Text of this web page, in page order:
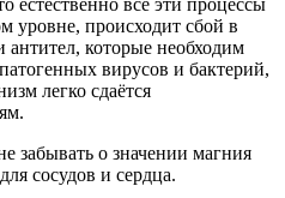
уровне, происходит сбой в
которые необходим
вирусов и бактерий,
легко сдаётся
забывать о значении магния
сосудов и сердца.